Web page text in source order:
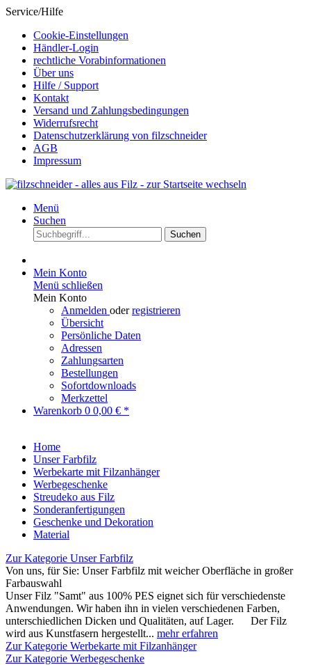
Service/Hilfe
Cookie-Einstellungen
Händler-Login
rechtliche Vorabinformationen
Über uns
Hilfe / Support
Kontakt
Versand und Zahlungsbedingungen
Widerrufsrecht
Datenschutzerklärung von filzschneider
AGB
Impressum
Menü
Suchen
Suchen
Mein Konto
Menü schließen
Mein Konto
Anmelden oderregistrieren
Übersicht
Persönliche Daten
Adressen
Zahlungsarten
Bestellungen
Sofortdownloads
Merkzettel
Warenkorb 0 0,00 € *
Home
Unser Farbfilz
Werbekarte mit Filzanhänger
Werbegeschenke
Streudeko aus Filz
Sonderanfertigungen
Geschenke und Dekoration
Material
Zur Kategorie Unser Farbfilz
Von uns, für Sie: Unser Farbfilz mit weicher Oberfläche in großer
Farbauswahl
Unser Filz "Samt" aus 100% PES eignet sich für verschiedenste
Anwendungen. Wir haben ihn in vielen verschiedenen Farben,
unterschiedlichen Dicken und Qualitäten, auf Lager. Der Filz
wird aus Kunstfasern hergestellt... mehr erfahren
Zur Kategorie Werbekarte mit Filzanhänger
Zur Kategorie Werbegeschenke